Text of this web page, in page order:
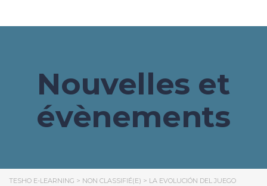
Nouvelles et
évènements
TESHO E-LEARNING > NON CLASSIFIÉ(E) > LA EVOLUCIÓN DEL JUEGO